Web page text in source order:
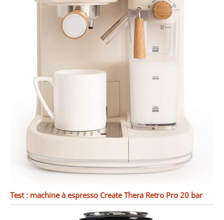
Test : machine à espresso Create Thera Retro Pro 20 bar